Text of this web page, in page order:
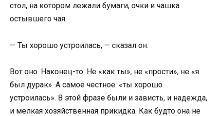
стол, на котором лежали бумаги, очки и чашка
остывшего чая.
— Ты хорошо устроилась, — сказал он.
Вот оно. Наконец-то. Не «как ты», не «прости», не «я
был дурак». А самое честное: «ты хорошо
устроилась». В этой фразе были и зависть, и надежда,
и мелкая хозяйственная прикидка. Как будто она не